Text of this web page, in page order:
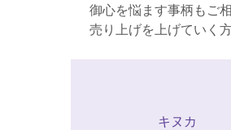
御心を悩ます事柄もご
売り上げを上げていく
キヌカ